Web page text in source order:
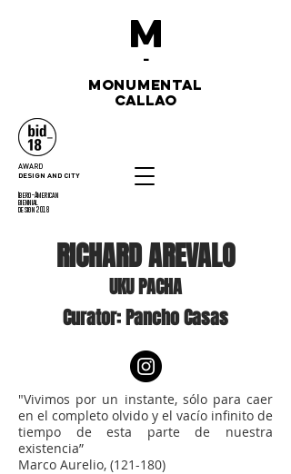
AWARD
DESIGN AND CITY
Ibero-American
biennial
design 2018
M
-
monumental
callao
RICHARD AREVALO
UKU PACHA
Curator: Pancho Casas
"Vivimos por un instante, sólo para caer
en el completo olvido y el vacío infinito de
tiempo de esta parte de nuestra
existencia”
Marco Aurelio, (121-180)